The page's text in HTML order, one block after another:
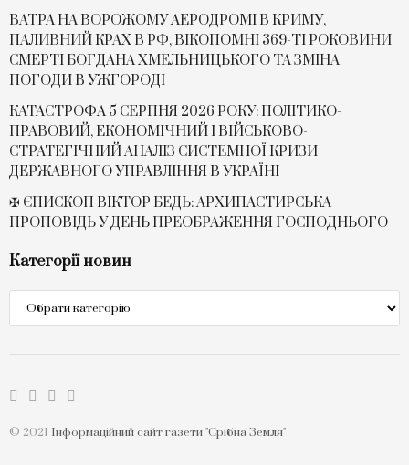
ВАТРА НА ВОРОЖОМУ АЕРОДРОМІ В КРИМУ,
ПАЛИВНИЙ КРАХ В РФ, ВІКОПОМНІ 369-ТІ РОКОВИНИ
СМЕРТІ БОГДАНА ХМЕЛЬНИЦЬКОГО ТА ЗМІНА
ПОГОДИ В УЖГОРОДІ
КАТАСТРОФА 5 СЕРПНЯ 2026 РОКУ: ПОЛІТИКО-
ПРАВОВИЙ, ЕКОНОМІЧНИЙ І ВІЙСЬКОВО-
СТРАТЕГІЧНИЙ АНАЛІЗ СИСТЕМНОЇ КРИЗИ
ДЕРЖАВНОГО УПРАВЛІННЯ В УКРАЇНІ
✠ ЄПИСКОП ВІКТОР БЕДЬ: АРХИПАСТИРСЬКА
ПРОПОВІДЬ У ДЕНЬ ПРЕОБРАЖЕННЯ ГОСПОДНЬОГО
Категорії новин
новин
© 2021 Інформаційний сайт газети "Срібна Земля"